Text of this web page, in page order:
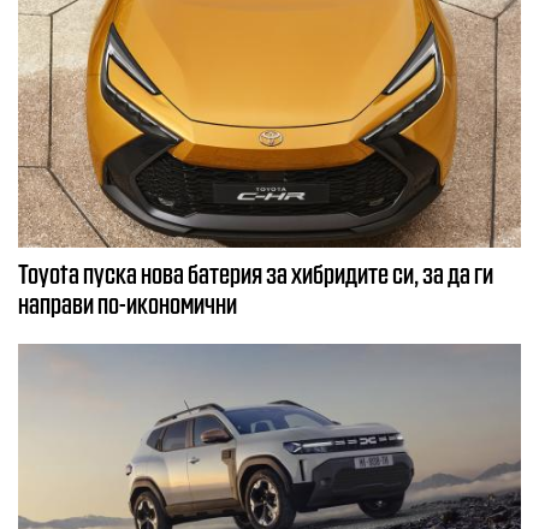
Toyota пуска нова батерия за хибридите си, за да ги
направи по-икономични